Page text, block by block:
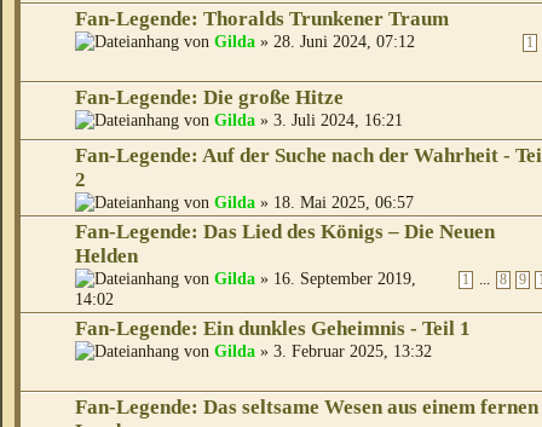
Fan-Legende: Thoralds Trunkener Traum
1
von Gilda » 28. Juni 2024, 07:12
Fan-Legende: Die große Hitze
von Gilda » 3. Juli 2024, 16:21
Fan-Legende: Auf der Suche nach der Wahrheit -
2
von Gilda » 18. Mai 2025, 06:57
Fan-Legende: Das Lied des Königs – Die Neuen
Helden
1 ... 8 9
von Gilda » 16. September 2019,
14:02
Fan-Legende: Ein dunkles Geheimnis - Teil 1
von Gilda » 3. Februar 2025, 13:32
Fan-Legende: Das seltsame Wesen aus einem fernen